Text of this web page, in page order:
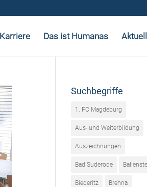
Das ist Humanas
Suchbegriffe
1. FC Magdeburg
Aus- und Weiterbildung
Auszeichnungen
Bad Suderode
Biederitz Brehna